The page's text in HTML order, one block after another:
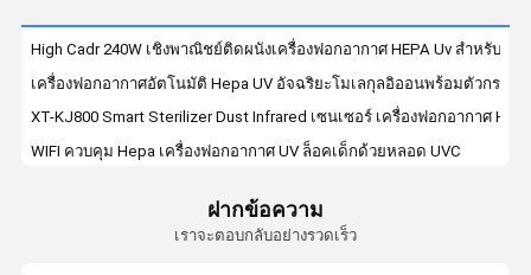
เครื่องฟอกอากาศอัจฉริยะ
เครื่องฟอกอากาศในสำนักงาน
เครื่องฟอกอากาศทั้งบ้าน
เครื่องฟอกอากาศโอโซน
High Cadr 240W เชิงพาณิชย์ติดผนังเครื่องฟอกอากาศ HEPA Uv สำหรับห้อ
เครื่องฟอกอากาศอัตโนมัติ Hepa UV อัจฉริยะโมเลกุลอิออนพร้อมตัวกรอง
XT-KJ800 Smart Sterilizer Dust Infrared เซนเซอร์ เครื่องฟอกอากาศ
WIFI ควบคุม Hepa เครื่องฟอกอากาศ UV ล็อคเด็กด้วยหลอด UVC
เครื่องฟอกอากาศในบ้านที่ผ่านการรับรอง CE CB พร้อมแผ่นกรอง Hepa คว
ฝากข้อความ
เราจะตอบกลับอย่างรวดเร็ว